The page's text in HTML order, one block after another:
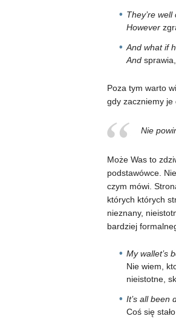
They’re
However
And what if
And
Poza tym warto
gdy zaczniemy je
Nie
Może Was to
podstawówce.
czym mówi.
których których
nieznany,
bardziej
My wallet’s
Nie wiem,
nieistotne,
It’s all been
Coś się